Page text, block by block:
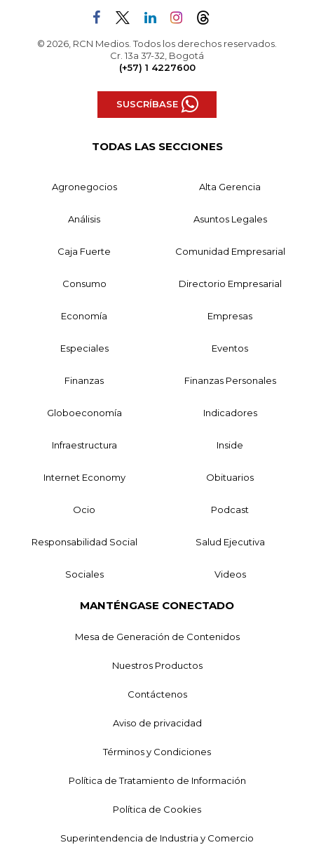
© 2026, RCN Medios. Todos los derechos reservados.
Cr. 13a 37-32, Bogotá
(+57) 1 4227600
SUSCRÍBASE
TODAS LAS SECCIONES
Agronegocios Alta Gerencia
Análisis Asuntos Legales
Caja Fuerte Comunidad Empresarial
Consumo Directorio Empresarial
Economía Empresas
Especiales Eventos
Finanzas Finanzas Personales
Globoeconomía Indicadores
Infraestructura Inside
Internet Economy Obituarios
Ocio Podcast
Responsabilidad Social Salud Ejecutiva
Sociales Videos
MANTÉNGASE CONECTADO
Mesa de Generación de Contenidos
Nuestros Productos
Contáctenos
Aviso de privacidad
Términos y Condiciones
Política de Tratamiento de Información
Política de Cookies
Superintendencia de Industria y Comercio